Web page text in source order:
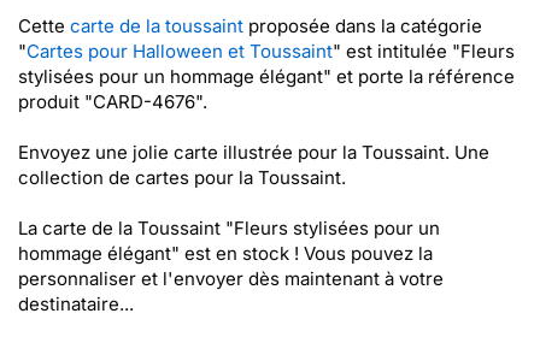
Cette carte de la toussaint proposée dans la catégorie
"Cartes pour Halloween et Toussaint" est intitulée "Fleurs
stylisées pour un hommage élégant" et porte la référence
produit "CARD-4676".
Envoyez une jolie carte illustrée pour la Toussaint. Une
collection de cartes pour la Toussaint.
La carte de la Toussaint "Fleurs stylisées pour un
hommage élégant" est en stock ! Vous pouvez la
personnaliser et l'envoyer dès maintenant à votre
destinataire...